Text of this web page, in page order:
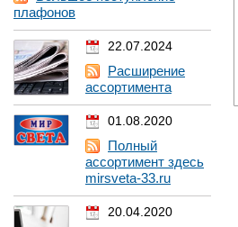
плафонов
22.07.2024
Расширение
ассортимента
01.08.2020
Полный
ассортимент здесь
mirsveta-33.ru
20.04.2020